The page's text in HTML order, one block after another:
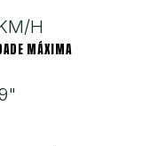
H
MÁXIMA